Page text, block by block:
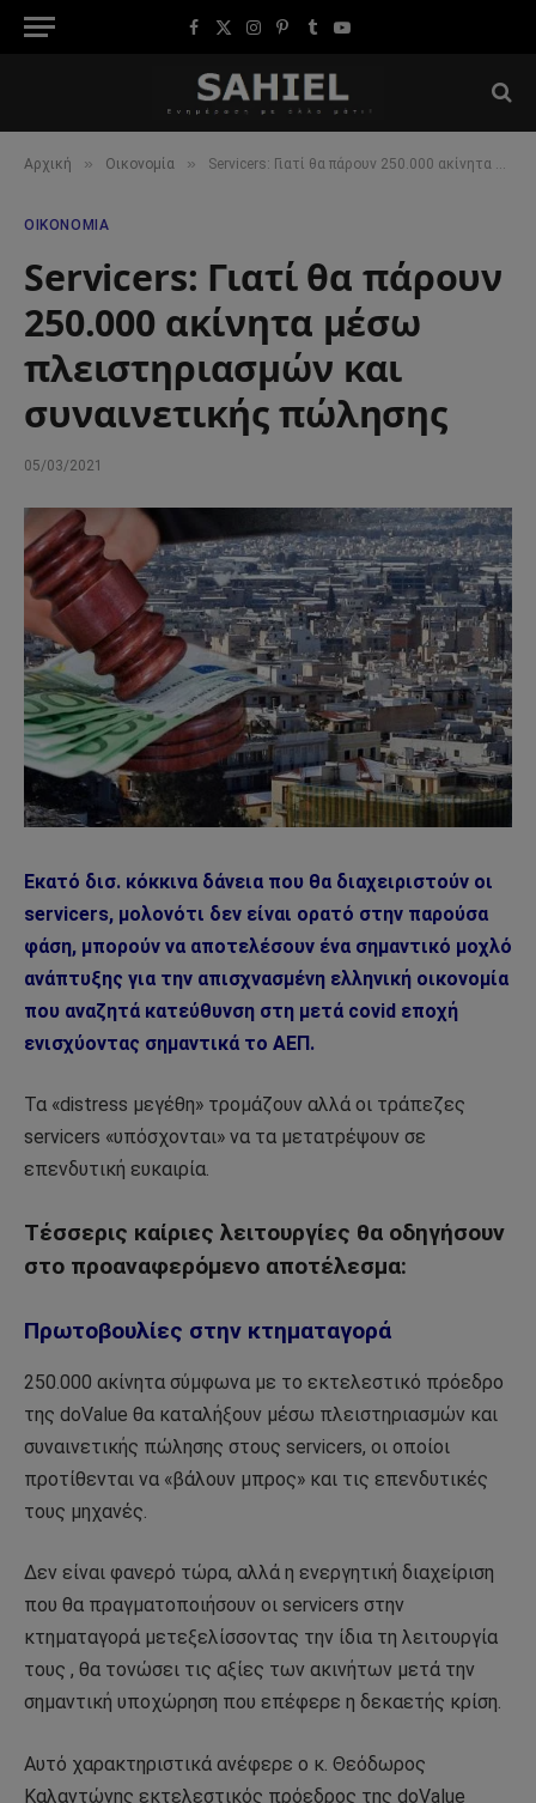
Facebook
X
Instagram
Pinterest
TumblrYouTube
Αρχική » Οικονομία » Servicers: Γιατί θα πάρουν 250.000 ακίνητα μέσω πλειστηριασμών και συναινετικής πώλησης
ΟΙΚΟΝΟΜΊΑ
Servicers: Γιατί θα πάρουν
250.000 ακίνητα μέσω
πλειστηριασμών και
συναινετικής πώλησης
05/03/2021
Εκατό δισ. κόκκινα δάνεια που θα διαχειριστούν οι
servicers, μολονότι δεν είναι ορατό στην παρούσα
φάση, μπορούν να αποτελέσουν ένα σημαντικό μοχλό
ανάπτυξης για την απισχνασμένη ελληνική οικονομία
που αναζητά κατεύθυνση στη μετά covid εποχή
ενισχύοντας σημαντικά το ΑΕΠ.
Τα «distress μεγέθη» τρομάζουν αλλά οι τράπεζες
servicers «υπόσχονται» να τα μετατρέψουν σε
επενδυτική ευκαιρία.
Τέσσερις καίριες λειτουργίες θα οδηγήσουν
στο προαναφερόμενο αποτέλεσμα:
Πρωτοβουλίες στην κτηματαγορά
250.000 ακίνητα σύμφωνα με το εκτελεστικό πρόεδρο
της doValue θα καταλήξουν μέσω πλειστηριασμών και
συναινετικής πώλησης στους servicers, οι οποίοι
προτίθενται να «βάλουν μπρος» και τις επενδυτικές
τους μηχανές.
Δεν είναι φανερό τώρα, αλλά η ενεργητική διαχείριση
που θα πραγματοποιήσουν οι servicers στην
κτηματαγορά μετεξελίσσοντας την ίδια τη λειτουργία
τους , θα τονώσει τις αξίες των ακινήτων μετά την
σημαντική υποχώρηση που επέφερε η δεκαετής κρίση.
Αυτό χαρακτηριστικά ανέφερε ο κ. Θεόδωρος
Καλαντώνης εκτελεστικός πρόεδρος της doValue